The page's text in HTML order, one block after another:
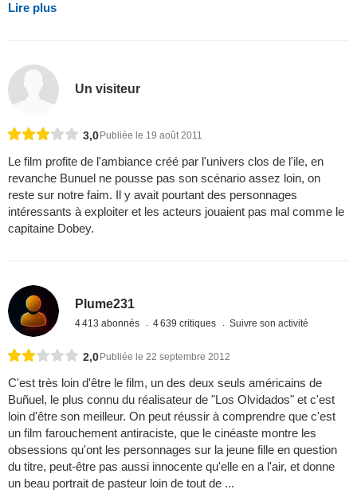
Lire plus
Un visiteur
3,0 Publiée le 19 août 2011
Le film profite de l'ambiance créé par l'univers clos de l'ile, en
revanche Bunuel ne pousse pas son scénario assez loin, on
reste sur notre faim. Il y avait pourtant des personnages
intéressants à exploiter et les acteurs jouaient pas mal comme le
capitaine Dobey.
Plume231
4 413 abonnés 4 639 critiques Suivre son activité
2,0Publiée le 22 septembre 2012
C'est très loin d'être le film, un des deux seuls américains de
Buñuel, le plus connu du réalisateur de "Los Olvidados" et c'est
loin d'être son meilleur. On peut réussir à comprendre que c'est
un film farouchement antiraciste, que le cinéaste montre les
obsessions qu'ont les personnages sur la jeune fille en question
du titre, peut-être pas aussi innocente qu'elle en a l'air, et donne
un beau portrait de pasteur loin de tout de ...